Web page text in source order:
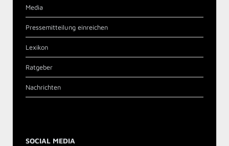
Media
Pressemitteilung einreichen
Lexikon
Ratgeber
Nachrichten
SOCIAL MEDIA